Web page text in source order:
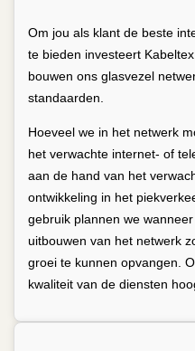
Om jou als klant de beste
te bieden investeert
bouwen ons glasvezel
standaarden.
Hoeveel we in het netwerk
het verwachte internet- of
aan de hand van het
ontwikkeling in het
gebruik plannen we
uitbouwen van het netwerk
groei te kunnen opvangen.
kwaliteit van de diensten